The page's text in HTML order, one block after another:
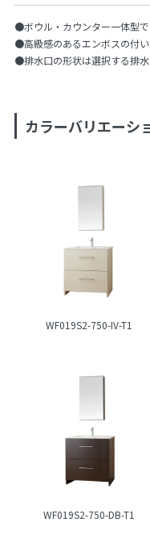
●ボウル・カウンター一体型で
●高級感のあるエンボスの付
●排水口の形状は選択する排水
カラーバリエーシ
WF019S2-750-IV-T1
WF019S2-750-DB-T1